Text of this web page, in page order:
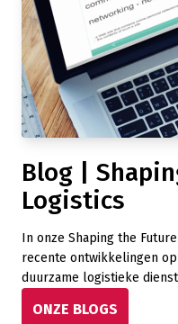
Blog |
Logistics
In onze Shaping the
recente ontwikkelingen
duurzame logistieke
ONZE BLOGS